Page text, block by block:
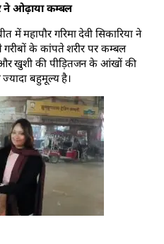
ने ओढ़ाया कम्बल
में महापौर गरिमा देवी सिकारिया ने
के कांपते शरीर पर कम्बल
खुशी की पीड़ितजन के आंखों की
बहुमूल्य है।